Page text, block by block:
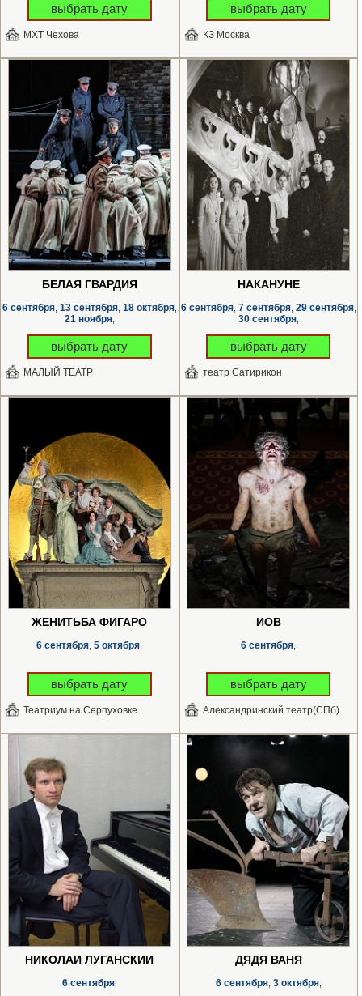
выбрать дату
МХТ Чехова
выбрать дату
КЗ Москва
БЕЛАЯ ГВАРДИЯ
6 сентября, 13 сентября, 18 октября,
21 ноября,
выбрать дату
МАЛЫЙ ТЕАТР
НАКАНУНЕ
6 сентября, 7 сентября, 29 сентября,
30 сентября,
выбрать дату
театр Сатирикон
ЖЕНИТЬБА ФИГАРО
6 сентября 5 октября
выбрать дату
Театриум на Серпуховке
ИОВ
6 сентября
выбрать дату
Александринский театр(СПб)
НИКОЛАЙ ЛУГАНСКИЙ
6 сентября,
ДЯДЯ ВАНЯ
6 сентября, 3 октября,